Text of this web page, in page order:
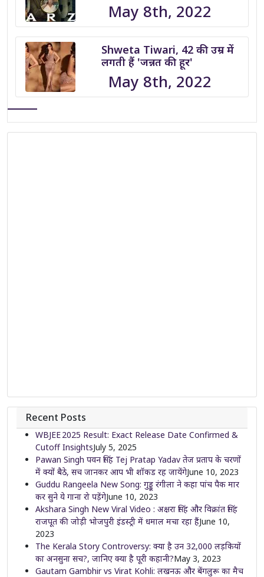
May 8th, 2022
Shweta Tiwari, 42 की उम्र में
लगती हैं 'जन्नत की हूर'
May 8th, 2022
Recent Posts
WBJEE 2025 Result: Exact Release Date Confirmed &
Cutoff InsightsJuly 5, 2025
Pawan Singh पवन सिंह Tej Pratap Yadav तेज प्रताप के चरणों
में क्यों बैठे, सच जानकर आप भी शॉकड रह जायेंगेJune 10, 2023
Guddu Rangeela New Song: गुड्डू रंगीला ने कहा पांच पैक मार
कर सुने ये गाना रो पड़ेंगेJune 10, 2023
Akshara Singh New Viral Video : अक्षरा सिंह और विक्रांत सिंह
राजपूत की जोड़ी भोजपुरी इंडस्ट्री में धमाल मचा रहा हैंJune 10,
2023
The Kerala Story Controversy: क्या है उन 32,000 लड़कियों
का अनसुना सच?, जानिए क्या है पूरी कहानी?May 3, 2023
Gautam Gambhir vs Virat Kohli: लखनऊ और बेंगलुरू का मैच